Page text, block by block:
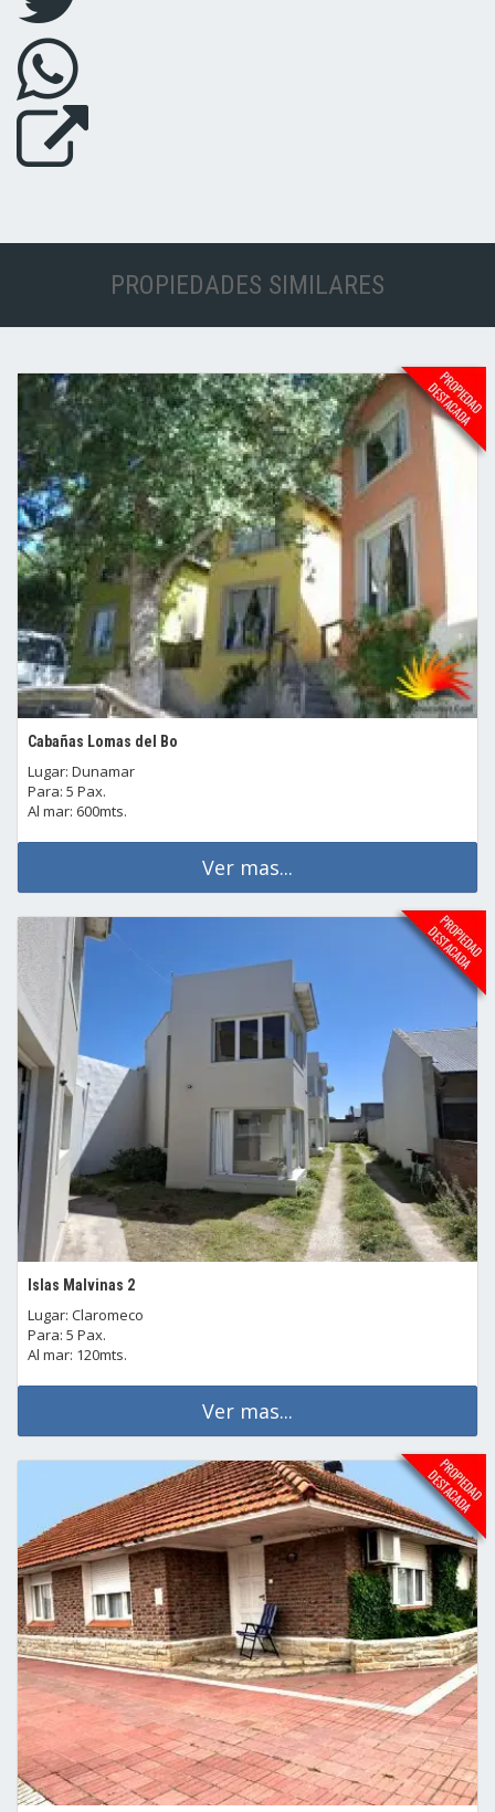
PROPIEDADES SIMILARES
Cabañas Lomas del Bo
Lugar: Dunamar
Para: 5 Pax.
Al mar: 600mts.
Ver mas...
Islas Malvinas 2
Lugar: Claromeco
Para: 5 Pax.
Al mar: 120mts.
Ver mas...